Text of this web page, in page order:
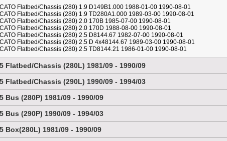
Flatbed/Chassis (280) 1.9 D149B1.000 1988-01-00 1990-08-01
Flatbed/Chassis (280) 1.9 TD280A1.000 1989-03-00 1990-08-01
Flatbed/Chassis (280) 2.0 170B 1985-07-00 1990-08-01
Flatbed/Chassis (280) 2.0 170D 1988-08-00 1990-08-01
Flatbed/Chassis (280) 2.5 D8144.67 1982-07-00 1990-08-01
Flatbed/Chassis (280) 2.5 D 4x48144.67 1989-03-00 1990-08-01
Flatbed/Chassis (280) 2.5 TD8144.21 1986-01-00 1990-08-01
Flatbed/Chassis (280L) 1981/09 - 1990/09
Flatbed/Chassis (290L) 1990/09 - 1994/03
Bus (280P) 1981/09 - 1990/09
Bus (290P) 1990/09 - 1994/03
Box(280L) 1981/09 - 1990/09